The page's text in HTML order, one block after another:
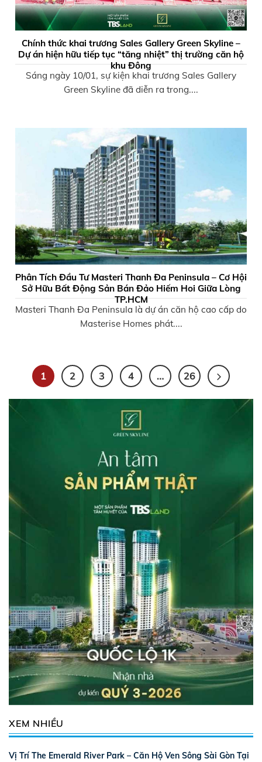
Chính thức khai trương Sales Gallery Green Skyline –
Dự án hiện hữu tiếp tục “tăng nhiệt” thị trường căn hộ
khu Đông
Sáng ngày 10/01, sự kiện khai trương Sales Gallery
Green Skyline đã diễn ra trong....
Phân Tích Đầu Tư Masteri Thanh Đa Peninsula – Cơ Hội
Sở Hữu Bất Động Sản Bán Đảo Hiếm Hoi Giữa Lòng
TP.HCM
Masteri Thanh Đa Peninsula là dự án căn hộ cao cấp do
Masterise Homes phát....
1 2 3 4 … 26
XEM NHIỀU
Vị Trí The Emerald River Park – Căn Hộ Ven Sông Sài Gòn Tại